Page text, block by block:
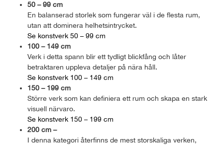
50 – 99 cm
En balanserad storlek som fungerar väl i de flesta rum,
utan att dominera helhetsintrycket.
Se konstverk 50 – 99 cm
100 – 149 cm
Verk i detta spann blir ett tydligt blickfång och låter
betraktaren uppleva detaljer på nära håll.
Se konstverk 100 – 149 cm
150 – 199 cm
Större verk som kan definiera ett rum och skapa en stark
visuell närvaro.
Se konstverk 150 – 199 cm
200 cm –
I denna kategori återfinns de mest storskaliga verken,